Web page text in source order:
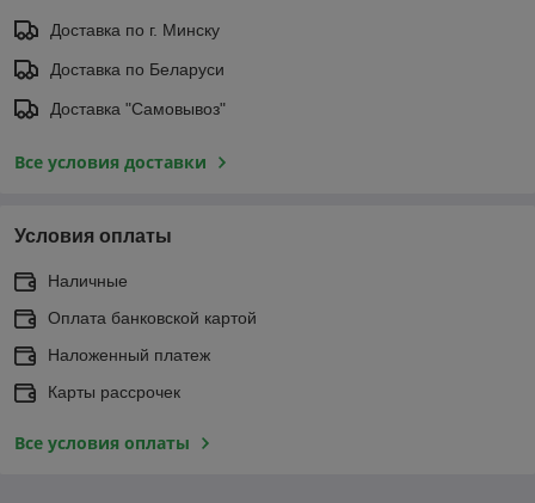
Доставка по г. Минску
Доставка по Беларуси
Доставка "Самовывоз"
Все условия доставки
Условия оплаты
Наличные
Оплата банковской картой
Наложенный платеж
Карты рассрочек
Все условия оплаты